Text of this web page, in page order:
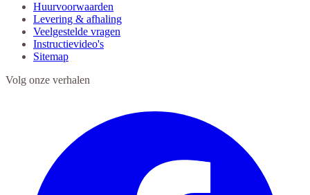
Huurvoorwaarden
Levering & afhaling
Veelgestelde vragen
Instructievideo's
Sitemap
Volg onze verhalen